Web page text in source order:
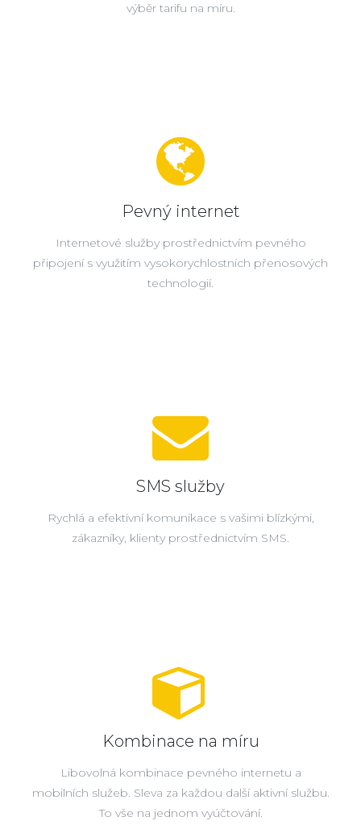
výběr tarifu na míru.
Pevný internet
Internetové služby prostřednictvím pevného
připojení s využitím vysokorychlostních přenosových
technologií.
SMS služby
Rychlá a efektivní komunikace s vašimi blízkými,
zákazníky, klienty prostřednictvím SMS.
Kombinace na míru
Libovolná kombinace pevného internetu a
mobilních služeb. Sleva za každou další aktivní službu.
To vše na jednom vyúčtování.